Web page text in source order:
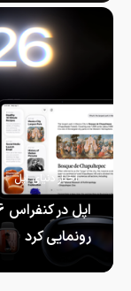
اخبار دنیای اپل
رونمایی کرد